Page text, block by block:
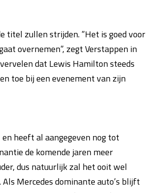
titel zullen strijden. ”Het is goed voor
overnemen”, zegt Verstappen in
dat Lewis Hamilton steeds
toe bij een evenement van zijn
heeft al aangegeven nog tot
de komende jaren meer
dus natuurlijk zal het ooit wel
Mercedes dominante auto’s blijft